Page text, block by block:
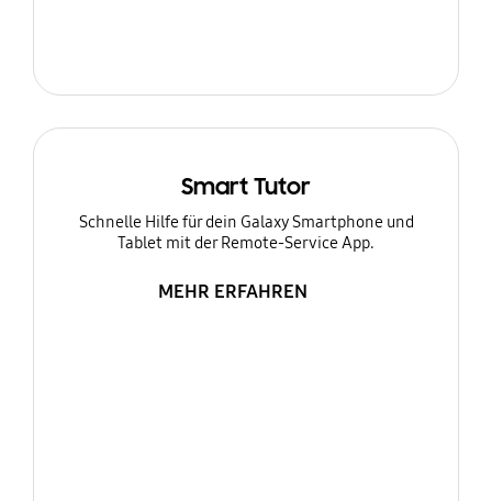
Smart Tutor
Schnelle Hilfe für dein Galaxy Smartphone und
Tablet mit der Remote-Service App.
MEHR ERFAHREN